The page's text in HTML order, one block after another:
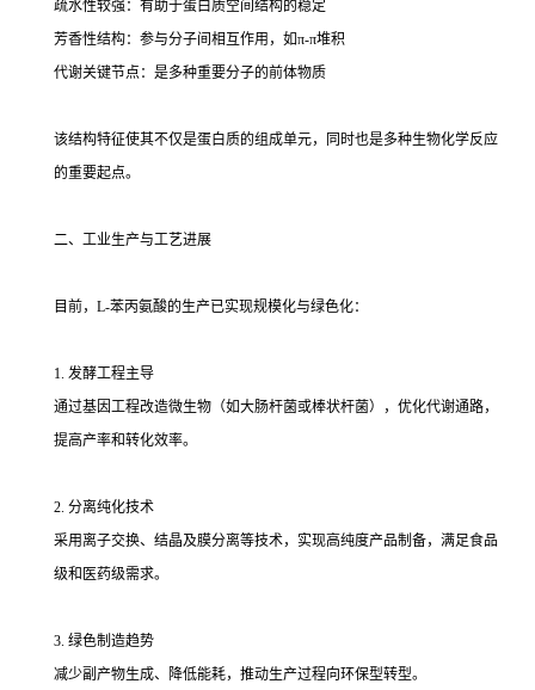
疏水性较强：有助于蛋白质空间结构的稳定
芳香性结构：参与分子间相互作用，如π-π堆积
代谢关键节点：是多种重要分子的前体物质
该结构特征使其不仅是蛋白质的组成单元，同时也是多种生物化学反应
的重要起点。
二、工业生产与工艺进展
目前，L-苯丙氨酸的生产已实现规模化与绿色化：
1. 发酵工程主导
通过基因工程改造微生物（如大肠杆菌或棒状杆菌），优化代谢通路，
提高产率和转化效率。
2. 分离纯化技术
采用离子交换、结晶及膜分离等技术，实现高纯度产品制备，满足食品
级和医药级需求。
3. 绿色制造趋势
减少副产物生成、降低能耗，推动生产过程向环保型转型。